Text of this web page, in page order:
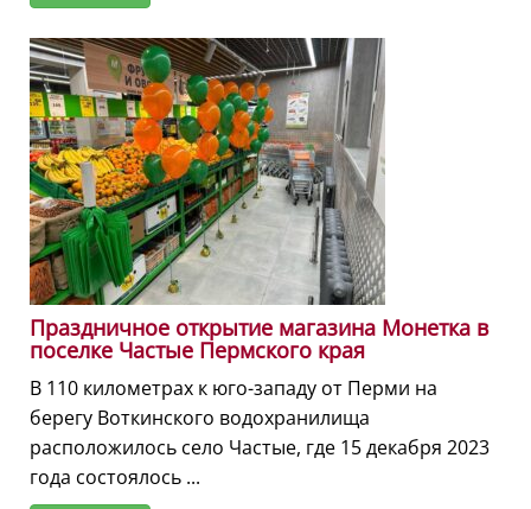
Праздничное открытие магазина Монетка в
поселке Частые Пермского края
В 110 километрах к юго-западу от Перми на
берегу Воткинского водохранилища
расположилось село Частые, где 15 декабря 2023
года состоялось ...